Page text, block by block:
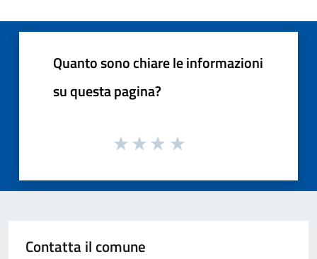
Quanto sono chiare le informazioni
su questa pagina?
Contatta il comune